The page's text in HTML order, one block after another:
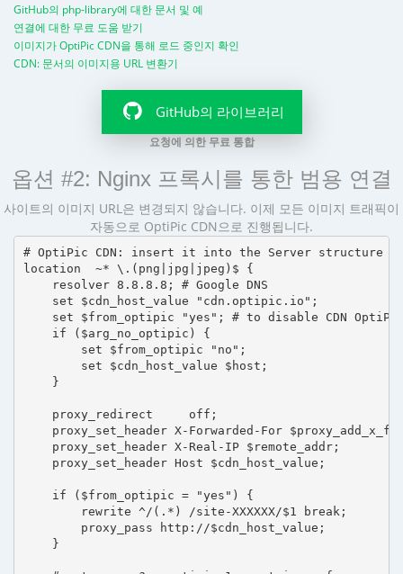
GitHub의 php-library에 대한 문서 및 예
연결에 대한 무료 도움 받기
이미지가 OptiPic CDN을 통해 로드 중인지 확인
CDN: 문서의 이미지용 URL 변환기
GitHub의 라이브러리
요청에 의한 무료 통합
옵션 #2: Nginx 프록시를 통한 범용 연결
사이트의 이미지 URL은 변경되지 않습니다. 이제 모든 이미지 트래픽이
자동으로 OptiPic CDN으로 진행됩니다.
# OptiPic CDN: insert it into the Server structure
location  ~* \.(png|jpg|jpeg)$ {
    resolver 8.8.8.8; # Google DNS
    set $cdn_host_value "cdn.optipic.io";
set $from_optipic "yes"; # to disable CDN
    if ($arg_no_optipic) {
        set $from_optipic "no";
        set $cdn_host_value $host;
    }
    proxy_redirect     off;
proxy_set_header X-Forwarded-For
    proxy_set_header X-Real-IP $remote_addr;
    proxy_set_header Host $cdn_host_value;
    if ($from_optipic = "yes") {
        rewrite ^/(.*) /site-XXXXXX/$1 break;
        proxy_pass http://$cdn_host_value;
    }